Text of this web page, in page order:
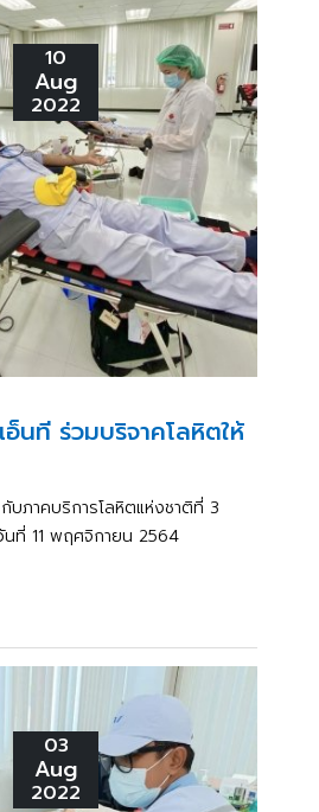
10
Aug
2022
นที ร่วมบริจาคโลหิตให้
บภาคบริการโลหิตแห่งชาติที่ 3
ที่ 11 พฤศจิกายน 2564
03
Aug
2022